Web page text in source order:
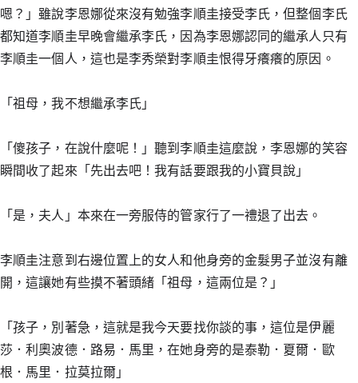
嗯？」雖說李恩娜從來沒有勉強李順圭接受李氏，但整個李氏
都知道李順圭早晚會繼承李氏，因為李恩娜認同的繼承人只有
李順圭一個人，這也是李秀榮對李順圭恨得牙癢癢的原因。
「祖母，我不想繼承李氏」
「傻孩子，在說什麼呢！」聽到李順圭這麼說，李恩娜的笑容
瞬間收了起來「先出去吧！我有話要跟我的小寶貝說」
「是，夫人」本來在一旁服侍的管家行了一禮退了出去。
李順圭注意到右邊位置上的女人和他身旁的金髮男子並沒有離
開，這讓她有些摸不著頭緒「祖母，這兩位是？」
「孩子，別著急，這就是我今天要找你談的事，這位是伊麗
莎．利奧波德．路易．馬里，在她身旁的是泰勒．夏爾．歐
根．馬里．拉莫拉爾」